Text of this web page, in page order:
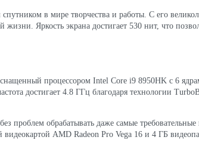
в мире творчества и работы. С его
Яркость экрана достигает 530 нит, что
процессором Intel Core i9 8950HK с 6
достигает 4.8 ГГц благодаря технологии
проблем обрабатывать даже самые
AMD Radeon Pro Vega 16 и 4 ГБ